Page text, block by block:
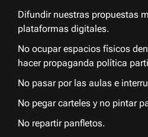
Difundir nuestras propuestas
plataformas digitales.
No ocupar espacios físicos
hacer propaganda política
No pasar por las aulas e
No pegar carteles y no pintar
No repartir panfletos.